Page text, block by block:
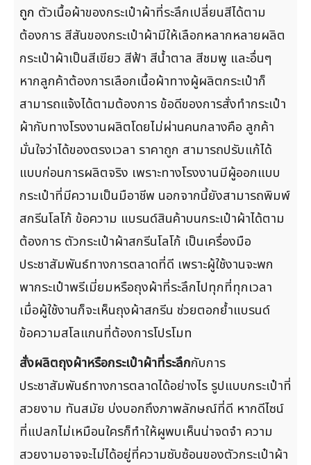
ถูก ตัวเนื้อผ้าของกระเป๋าผ้าที่ระลึกเปลี่ยนสีได้ตาม
ต้องการ สีสันของกระเป๋าผ้ามีให้เลือกหลากหลายผลิต
กระเป๋าผ้าเป็นสีเขียว สีฟ้า สีน้ำตาล สีชมพู และอื่นๆ
หากลูกค้าต้องการเลือกเนื้อผ้าทางผู้ผลิตกระเป๋าก็
สามารถแจ้งได้ตามต้องการ ข้อดีของการสั่งทำกระเป๋า
ผ้ากับทางโรงงานผลิตโดยไม่ผ่านคนกลางคือ ลูกค้า
มั่นใจว่าได้ของตรงเวลา ราคาถูก สามารถปรับแก้ได้
แบบก่อนการผลิตจริง เพราะทางโรงงานมีผู้ออกแบบ
กระเป๋าที่มีความเป็นมือาชีพ นอกจากนี้ยังสามารถพิมพ์
สกรีนโลโก้ ข้อความ แบรนด์สินค้าบนกระเป๋าผ้าได้ตาม
ต้องการ ตัวกระเป๋าผ้าสกรีนโลโก้ เป็นเครื่องมือ
ประชาสัมพันธ์ทางการตลาดที่ดี เพราะผู้ใช้งานจะพก
พากระเป๋าพรีเมี่ยมหรือถุงผ้าที่ระลึกไปทุกที่ทุกเวลา
เมื่อผู้ใช้งานก็จะเห็นถุงผ้าสกรีน ช่วยตอกย้ำแบรนด์
ข้อความสโลแกนที่ต้องการโปรโมท
สั่งผลิตถุงผ้าหรือกระเป๋าผ้าที่ระลึกกับการ
ประชาสัมพันธ์ทางการตลาดได้อย่างไร รูปแบบกระเป๋าที่
สวยงาม ทันสมัย บ่งบอกถึงภาพลักษณ์ที่ดี หากดีไซน์
ที่แปลกไม่เหมือนใครก็ทำให้ผูพบเห็นน่าจดจำ ความ
สวยงามอาจจะไม่ได้อยู่ที่ความซับซ้อนของตัวกระเป๋าผ้า